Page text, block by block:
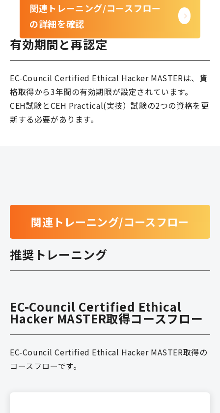
関連トレーニング/コースフロー
の詳細を確認
有効期間と再認定
EC-Council Certified Ethical Hacker MASTERは、資
格取得から3年間の有効期限が設定されています。
CEH試験とCEH Practical(実技）試験の2つの資格を更
新する必要があります。
関連トレーニング/コースフロー
推奨トレーニング
EC-Council Certified Ethical
Hacker MASTER取得コースフロー
EC-Council Certified Ethical Hacker MASTER取得の
コースフローです。